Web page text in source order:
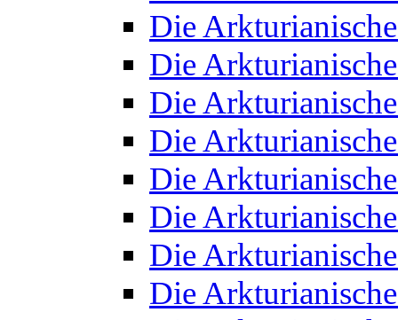
Die
Die
Die
Die
Die
Die
Die
Die